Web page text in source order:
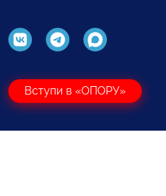
Вступи в «ОПОРУ»